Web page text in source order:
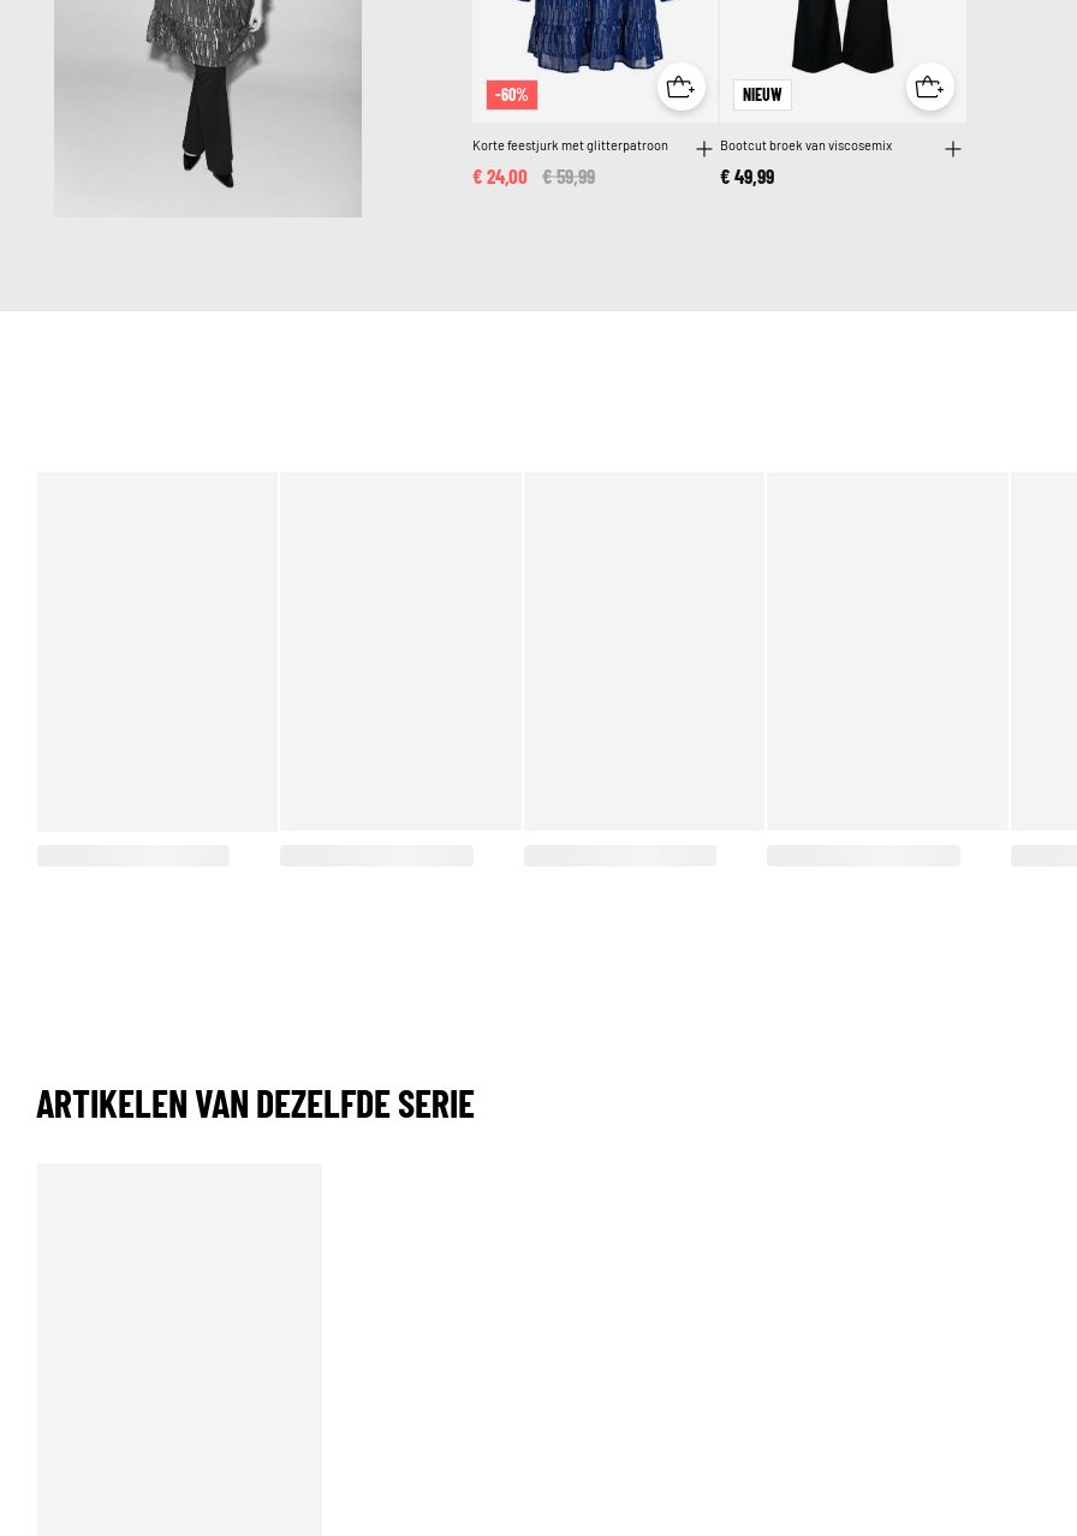
-60%
Korte feestjurk met glitterpatroon
Price reduced from
€ 59,99to
€ 24,00
NIEUW
Bootcut broek van viscosemix
€ 49,99
ARTIKELEN VAN DEZELFDE SERIE